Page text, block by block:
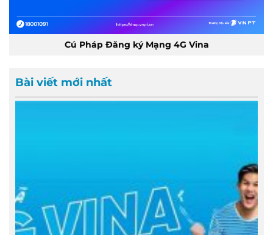
Cú Pháp Đăng ký Mạng 4G Vina
Bài viết mới nhất